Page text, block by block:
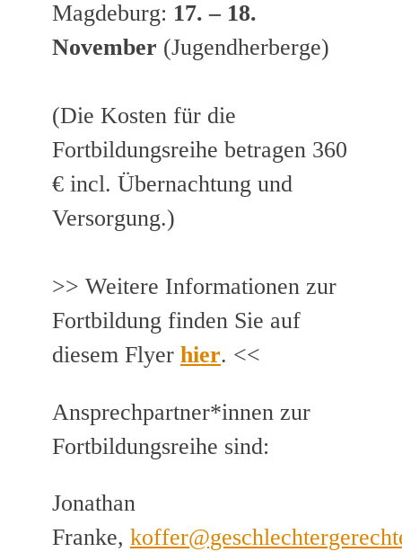
Magdeburg: 17. – 18.
November (Jugendherberge)
(Die Kosten für die
Fortbildungsreihe betragen 360
€ incl. Übernachtung und
Versorgung.)
>> Weitere Informationen zur
Fortbildung finden Sie auf
diesem Flyer hier. <<
Ansprechpartner*innen zur
Fortbildungsreihe sind:
Jonathan
Franke,